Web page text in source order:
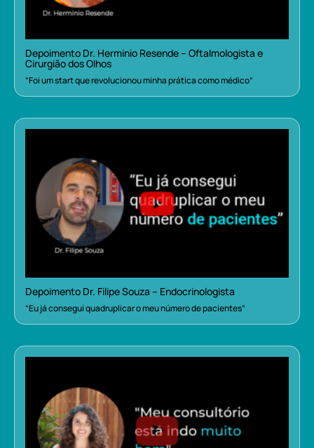
Depoimento Dr. Herminio Resende – Oftalmologista e
Cirurgião dos Olhos
“Foi um start que revolucionou minha prática como médico”
Depoimento Dr. Filipe Souza – Endocrinologista
“Eu já consegui quadruplicar o meu número de pacientes”